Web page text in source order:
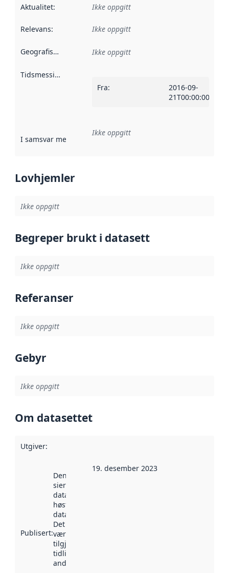
Aktualitet: Ikke oppgitt
Relevans: Ikke oppgitt
Geografisk avgrensning :
Ikke oppgitt
Tidsmessig avgrensning
Fra:
2016-09-
21T00:00:00Z
I samsvar med Referanse til en implementasjonsregel
Ikke oppgitt
Lovhjemler
Ikke oppgitt
Begreper brukt i datasett
Ikke oppgitt
Referanser
Ikke oppgitt
Gebyr
Ikke oppgitt
Om datasettet
Utgiver:
Publisert:
Denne datoen
sier når
datasettet ble
høstet av
data.norge.no.
Det kan ha
vært
tilgjengelig
tidligere
andre steder.
19. desember 2023